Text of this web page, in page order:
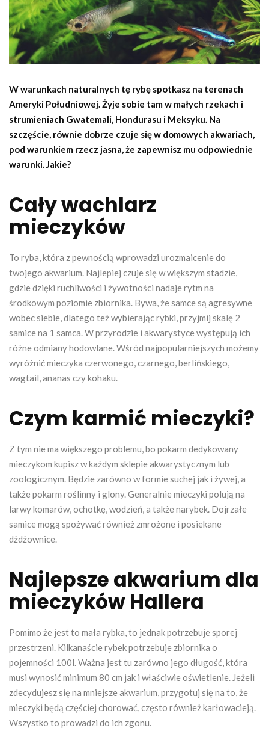
W warunkach naturalnych tę rybę spotkasz na terenach
Ameryki Południowej. Żyje sobie tam w małych rzekach i
strumieniach Gwatemali, Hondurasu i Meksyku. Na
szczęście, równie dobrze czuje się w domowych akwariach,
pod warunkiem rzecz jasna, że zapewnisz mu odpowiednie
warunki. Jakie?
Cały wachlarz
mieczyków
To ryba, która z pewnością wprowadzi urozmaicenie do
twojego akwarium. Najlepiej czuje się w większym stadzie,
gdzie dzięki ruchliwości i żywotności nadaje rytm na
środkowym poziomie zbiornika. Bywa, że samce są agresywne
wobec siebie, dlatego też wybierając rybki, przyjmij skalę 2
samice na 1 samca. W przyrodzie i akwarystyce występują ich
różne odmiany hodowlane. Wśród najpopularniejszych możemy
wyróżnić mieczyka czerwonego, czarnego, berlińskiego,
wagtail, ananas czy kohaku.
Czym karmić mieczyki?
Z tym nie ma większego problemu, bo pokarm dedykowany
mieczykom kupisz w każdym sklepie akwarystycznym lub
zoologicznym. Będzie zarówno w formie suchej jak i żywej, a
także pokarm roślinny i glony. Generalnie mieczyki polują na
larwy komarów, ochotkę, wodzień, a także narybek. Dojrzałe
samice mogą spożywać również zmrożone i posiekane
dżdżownice.
Najlepsze akwarium dla
mieczyków Hallera
Pomimo że jest to mała rybka, to jednak potrzebuje sporej
przestrzeni. Kilkanaście rybek potrzebuje zbiornika o
pojemności 100l. Ważna jest tu zarówno jego długość, która
musi wynosić minimum 80 cm jak i właściwie oświetlenie. Jeżeli
zdecydujesz się na mniejsze akwarium, przygotuj się na to, że
mieczyki będą częściej chorować, często również karłowacieją.
Wszystko to prowadzi do ich zgonu.